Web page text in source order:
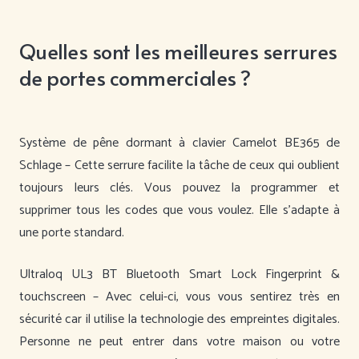
Quelles sont les meilleures serrures
de portes commerciales ?
Système de pêne dormant à clavier Camelot BE365 de
Schlage – Cette serrure facilite la tâche de ceux qui oublient
toujours leurs clés. Vous pouvez la programmer et
supprimer tous les codes que vous voulez. Elle s’adapte à
une porte standard.
Ultraloq UL3 BT Bluetooth Smart Lock Fingerprint &
touchscreen – Avec celui-ci, vous vous sentirez très en
sécurité car il utilise la technologie des empreintes digitales.
Personne ne peut entrer dans votre maison ou votre